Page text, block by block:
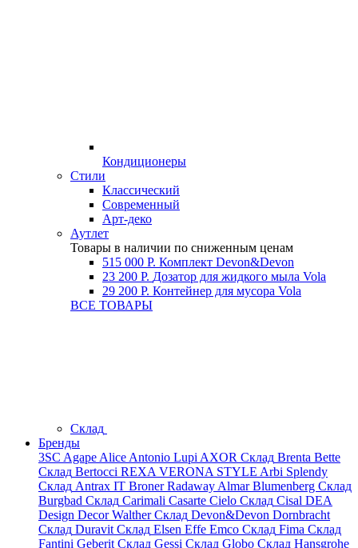
Кондиционеры
Стили
Классический
Современный
Арт-деко
Аутлет
Товары в наличии по сниженным ценам
515 000 Р. Комплект Devon&Devon
23 200 Р. Дозатор для жидкого мыла Vola
29 200 Р. Контейнер для мусора Vola
ВСЕ ТОВАРЫ
Склад
Бренды
3SC Agape Alice Antonio Lupi AXOR Склад Brenta Bette
Склад Bertocci REXA VERONA STYLE Arbi Splendy
Склад Antrax IT BronerRadaway AlmarBlumenberg Склад
Burgbad Склад Carimali Casarte Cielo Склад Cisal DEA
Design Decor WaltherСклад Devon&Devon Dornbracht
Склад Duravit Склад Elsen Effe Emco Склад Fima Склад
Fantini Geberit Склад Gessi Склад Globo Склад Hansgrohe